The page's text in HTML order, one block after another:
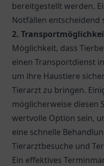
bereitgestellt werden.
Notfällen entscheidend
2.
Möglichkeit, dass
einen Transportdienst
um ihre Haustiere
Tierarzt zu bringen.
möglicherweise diesen
wertvolle Option sein,
eine schnelle
Tierarztbesuche und
Ein effektives